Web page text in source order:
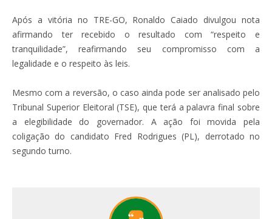
Após a vitória no TRE-GO, Ronaldo Caiado divulgou nota
afirmando ter recebido o resultado com “respeito e
tranquilidade”, reafirmando seu compromisso com a
legalidade e o respeito às leis.
Mesmo com a reversão, o caso ainda pode ser analisado pelo
Tribunal Superior Eleitoral (TSE), que terá a palavra final sobre
a elegibilidade do governador. A ação foi movida pela
coligação do candidato Fred Rodrigues (PL), derrotado no
segundo turno.